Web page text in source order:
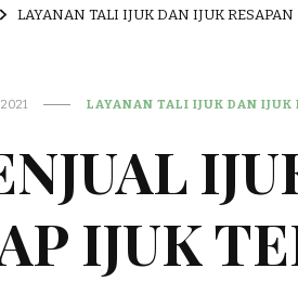
LAYANAN TALI IJUK DAN IJUK RESAPAN
LAYANAN TALI IJUK DAN IJUK
IJUK